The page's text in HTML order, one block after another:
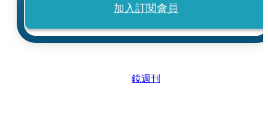
加入訂閱會員
鏡週刊